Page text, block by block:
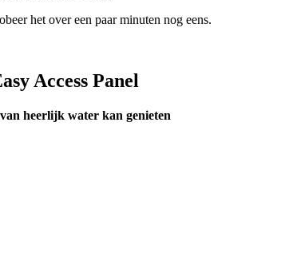
het over een paar minuten nog eens.
Access Panel
heerlijk water kan genieten